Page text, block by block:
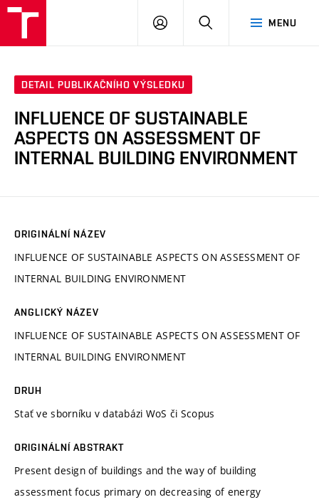
MENU
PŘIHLÁSIT
DETAIL PUBLIKAČNÍHO VÝSLEDKU
INFLUENCE OF SUSTAINABLE
ASPECTS ON ASSESSMENT OF
INTERNAL BUILDING ENVIRONMENT
ORIGINÁLNÍ NÁZEV
INFLUENCE OF SUSTAINABLE ASPECTS ON ASSESSMENT OF
INTERNAL BUILDING ENVIRONMENT
ANGLICKÝ NÁZEV
INFLUENCE OF SUSTAINABLE ASPECTS ON ASSESSMENT OF
INTERNAL BUILDING ENVIRONMENT
DRUH
Stať ve sborníku v databázi WoS či Scopus
ORIGINÁLNÍ ABSTRAKT
Present design of buildings and the way of building
assessment focus primary on decreasing of energy